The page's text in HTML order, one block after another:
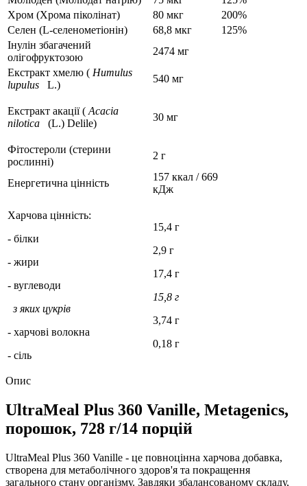
Хром (Хрома піколінат)
80 мкг
200%
Селен (L-селенометіонін)
68,8 мкг
125%
Інулін збагачений
олігофруктозою
2474 мг
Екстракт хмелю ( Humulus
lupulus
L.)
540 мг
Екстракт акації ( Acacia
nilotica
(L.) Delile)
30 мг
Фітостероли (стерини
рослинні)
2 г
Енергетична цінність
157 ккал / 669
кДж
Харчова цінність:
- білки
- жири
- вуглеводи
з яких цукрів
- харчові волокна
- сіль
15,4 г
2,9 г
17,4 г
15,8 г
3,74 г
0,18 г
Опис
UltraMeal Plus 360 Vanille, Metagenics,
порошок, 728 г/14 порцій
UltraMeal Plus 360 Vanille - це повноцінна харчова добавка,
створена для метаболічного здоров'я та покращення
загального стану організму. Завдяки збалансованому складу,